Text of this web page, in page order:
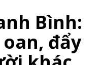
Bình:
đẩy